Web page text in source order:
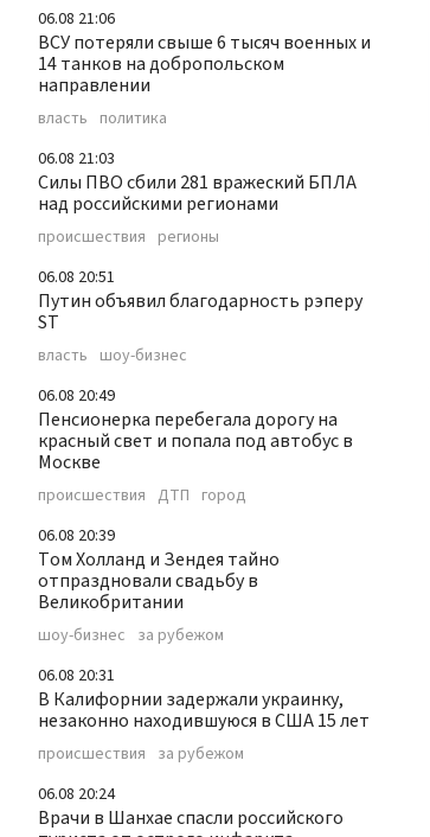
06.08 21:06
ВСУ потеряли свыше 6 тысяч военных и
14 танков на добропольском
направлении
власть политика
06.08 21:03
Силы ПВО сбили 281 вражеский БПЛА
над российскими регионами
происшествия регионы
06.08 20:51
Путин объявил благодарность рэперу
ST
власть шоу-бизнес
06.08 20:49
Пенсионерка перебегала дорогу на
красный свет и попала под автобус в
Москве
происшествия ДТП город
06.08 20:39
Том Холланд и Зендея тайно
отпраздновали свадьбу в
Великобритании
шоу-бизнес за рубежом
06.08 20:31
В Калифорнии задержали украинку,
незаконно находившуюся в США 15 лет
происшествия за рубежом
06.08 20:24
Врачи в Шанхае спасли российского